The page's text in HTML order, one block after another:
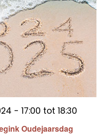
Oudejaarsdag
- 17:00 tot 18:30